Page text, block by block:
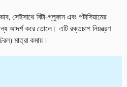
সেইসাথে বিটা-গ্লুকান এবং পটাসিয়ামের
আদর্শ করে তোলে। এটি রক্তচাপ নিয়ন্ত্রণ
মাত্রা কমায়।